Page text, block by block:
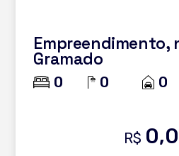
Empreendimento,
Gramado
0 0 0
R$